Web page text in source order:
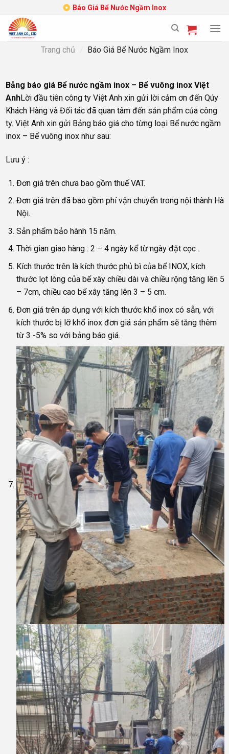
content
Báo Giá Bể Nước Ngầm Inox
Trang chủ Báo Giá Bể Nước Ngầm Inox
Bảng báo giá Bể nước ngầm inox – Bể vuông inox Việt
AnhLời đầu tiên công ty Việt Anh xin gửi lời cảm ơn đến Qúy
Khách Hàng và Đối tác đã quan tâm đến sản phẩm của công
ty. Việt Anh xin gửi Bảng báo giá cho từng loại Bể nước ngầm
inox – Bể vuông inox như sau:
Lưu ý :
Đơn giá trên chưa bao gồm thuế VAT.
Đơn giá trên đã bao gồm phí vận chuyển trong nội thành Hà
Nội.
Sản phẩm bảo hành 15 năm.
Thời gian giao hàng : 2 – 4 ngày kể từ ngày đặt cọc .
Kích thước trên là kích thước phủ bì của bể INOX, kích
thước lọt lòng của bể xây chiều dài và chiều rộng tăng lên 5
– 7cm, chiều cao bể xây tăng lên 3 – 5 cm.
Đơn giá trên áp dụng với kích thước khổ inox có sẵn, với
kích thước bị lỡ khổ inox đơn giá sản phẩm sẽ tăng thêm
từ 3 -5% so với bảng báo giá.